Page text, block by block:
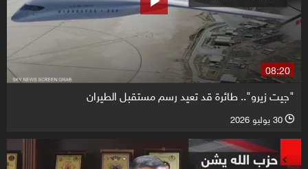
08:20
"جيت زيرو".. طائرة قد تعيد رسم مستقبل الطيران
l 30 يوليو 2026